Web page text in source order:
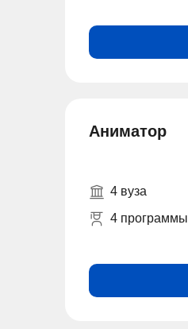
Аниматор
4 вуза
4 программы